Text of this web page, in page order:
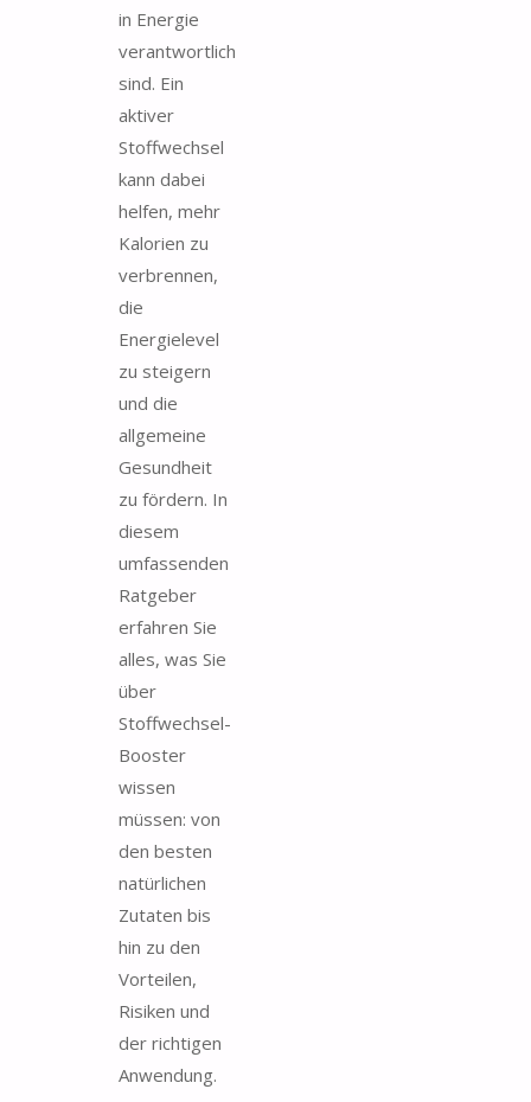
in Energie
verantwortlich
sind. Ein
aktiver
Stoffwechsel
kann dabei
helfen, mehr
Kalorien zu
verbrennen,
die
Energielevel
zu steigern
und die
allgemeine
Gesundheit
zu fördern. In
diesem
umfassenden
Ratgeber
erfahren Sie
alles, was Sie
über
Stoffwechsel-
Booster
wissen
müssen: von
den besten
natürlichen
Zutaten bis
hin zu den
Vorteilen,
Risiken und
der richtigen
Anwendung.